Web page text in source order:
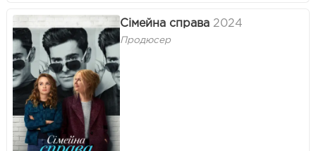
Сімейна справа 2024
Продюсер